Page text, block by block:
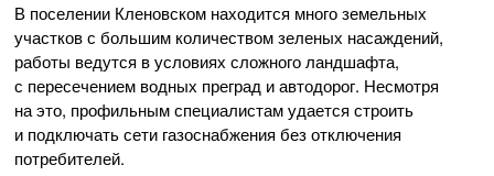
В поселении Кленовском находится много земельных
участков с большим количеством зеленых насаждений,
работы ведутся в условиях сложного ландшафта,
с пересечением водных преград и автодорог. Несмотря
на это, профильным специалистам удается строить
и подключать сети газоснабжения без отключения
потребителей.